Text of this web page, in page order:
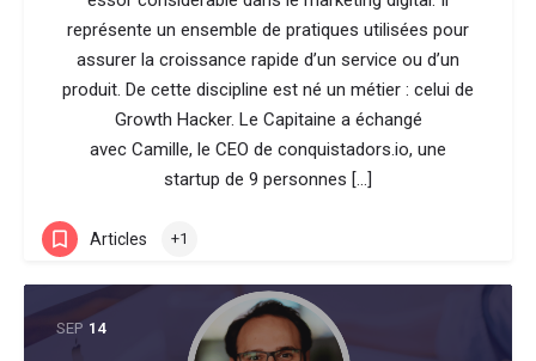
représente un ensemble de pratiques utilisées pour
assurer la croissance rapide d’un service ou d’un
produit. De cette discipline est né un métier : celui de
Growth Hacker. Le Capitaine a échangé
avec Camille, le CEO de conquistadors.io, une
startup de 9 personnes […]
Articles +1
SEP 14